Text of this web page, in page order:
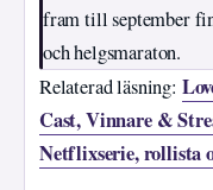
fram till september
och helgsmaraton.
Relaterad läsning:
Cast, Vinnare &
Netflixserie, rollista